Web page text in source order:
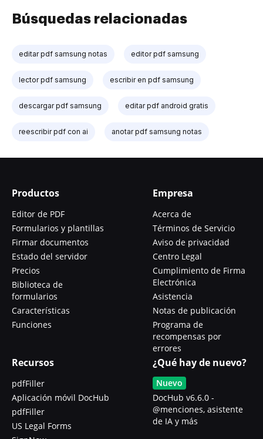
Búsquedas relacionadas
editar pdf samsung notas editor pdf samsung
lector pdf samsung escribir en pdf samsung
descargar pdf samsung editar pdf android gratis
reescribir pdf con ai anotar pdf samsung notas
Productos
Editor de PDF
Formularios y plantillas
Firmar documentos
Estado del servidor
Precios
Biblioteca de
formularios
Características
Funciones
Empresa
Acerca de
Términos de Servicio
Aviso de privacidad
Centro Legal
Cumplimiento de Firma
Electrónica
Asistencia
Notas de publicación
Programa de
recompensas por
errores
Recursos
pdfFiller
Aplicación móvil DocHub
pdfFiller
US Legal Forms
¿Qué hay de nuevo?
Nuevo
DocHub v6.6.0 -
@menciones, asistente
de IA y más